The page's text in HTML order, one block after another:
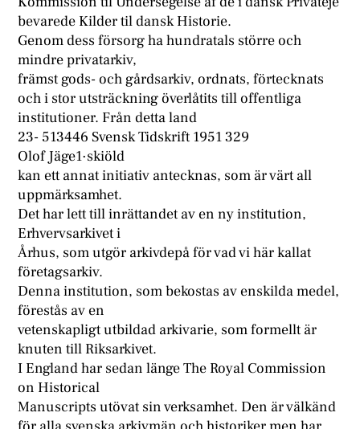
bevarede Kilder til dansk Historie.
Genom dess försorg ha hundratals större och
mindre privatarkiv,
främst gods- och gårdsarkiv, ordnats, förtecknats
och i stor utsträckning överlåtits till offentliga
institutioner. Från detta land
23- 513446 Svensk Tidskrift 1951 329
Olof Jäge1·skiöld
kan ett annat initiativ antecknas, som är värt all
uppmärksamhet.
Det har lett till inrättandet av en ny institution,
Erhvervsarkivet i
Århus, som utgör arkivdepå för vad vi här kallat
företagsarkiv.
Denna institution, som bekostas av enskilda medel,
förestås av en
vetenskapligt utbildad arkivarie, som formellt är
knuten till Riksarkivet.
I England har sedan länge The Royal Commission
on Historical
Manuscripts utövat sin verksamhet. Den är välkänd